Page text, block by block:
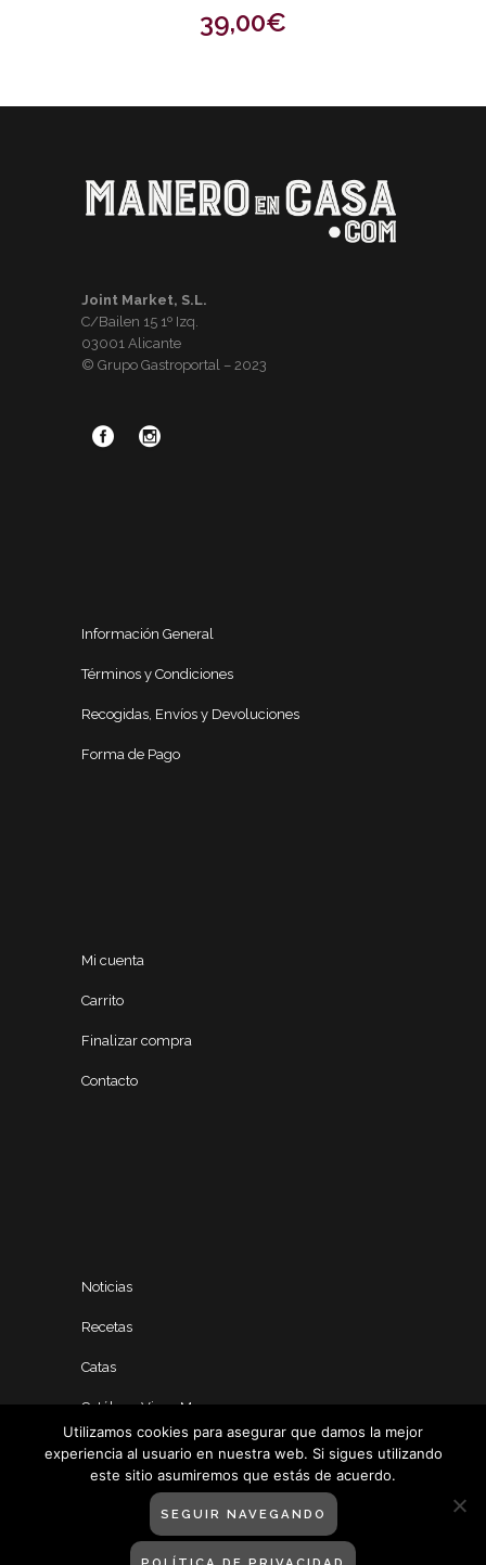
39,00€
Joint Market, S.L.
C/Bailen 15 1º Izq.
03001 Alicante
© Grupo Gastroportal – 2023
Información General
Términos y Condiciones
Recogidas, Envíos y Devoluciones
Forma de Pago
Mi cuenta
Carrito
Finalizar compra
Contacto
Noticias
Recetas
Catas
Catálogo Vinos Manero
Utilizamos cookies para asegurar que damos la mejor
experiencia al usuario en nuestra web. Si sigues utilizando
este sitio asumiremos que estás de acuerdo.
SEGUIR NAVEGANDO